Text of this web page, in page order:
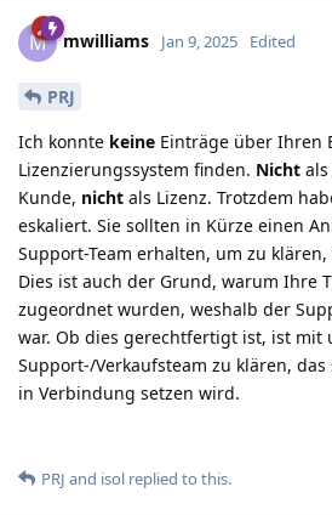
M mwilliams Jan 9, 2025 Edited
PRJ
Ich konnte keine Einträge über Ihren
Lizenzierungssystem finden. Nicht als
Kunde, nicht als Lizenz. Trotzdem
eskaliert. Sie sollten in Kürze einen
Support-Team erhalten, um zu
Dies ist auch der Grund, warum Ihre
zugeordnet wurden, weshalb der
war. Ob dies gerechtfertigt ist, ist mit
Support-/Verkaufsteam zu klären,
in Verbindung setzen wird.
PRJ and isol replied to this.